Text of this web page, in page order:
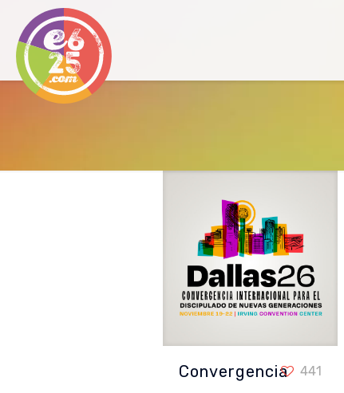
Convergencia
Convergencia 441